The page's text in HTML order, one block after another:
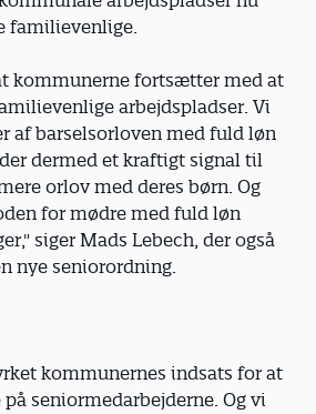
familievenlige.
kommunerne fortsætter med at
arbejdspladser. Vi
af barselsorloven med fuld løn
dermed et kraftigt signal til
orlov med deres børn. Og
for mødre med fuld løn
siger Mads Lebech, der også
nye seniorordning.
kommunernes indsats for at
seniormedarbejderne. Og vi